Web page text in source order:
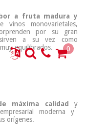
a fruta madura y
monovarietales,
por su gran
a su vez como
equilibrados.
máxima calidad y
moderna y
orígenes.
0